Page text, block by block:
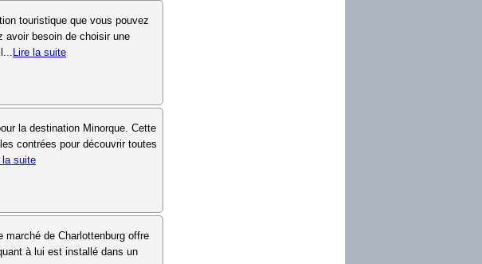
touristique que vous pouvez
avoir besoin de choisir une
Lire la suite
la destination Minorque. Cette
contrées pour découvrir toutes
la suite
marché de Charlottenburg offre
à lui est installé dans un